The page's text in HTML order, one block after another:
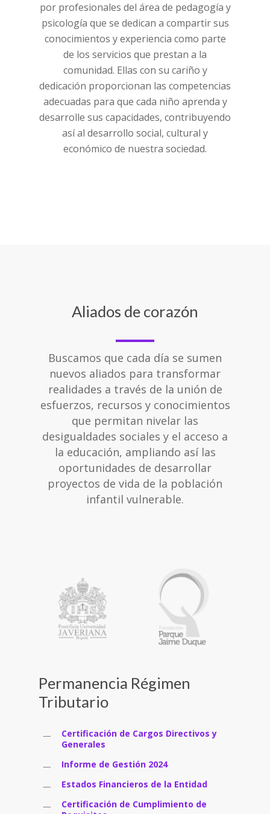
por profesionales del área de pedagogía y
psicología que se dedican a compartir sus
conocimientos y experiencia como parte
de los servicios que prestan a la
comunidad. Ellas con su cariño y
dedicación proporcionan las competencias
adecuadas para que cada niño aprenda y
desarrolle sus capacidades, contribuyendo
así al desarrollo social, cultural y
económico de nuestra sociedad.
Aliados de corazón
Buscamos que cada día se sumen
nuevos aliados para transformar
realidades a través de la unión de
esfuerzos, recursos y conocimientos
que permitan nivelar las
desigualdades sociales y el acceso a
la educación, ampliando así las
oportunidades de desarrollar
proyectos de vida de la población
infantil vulnerable.
Permanencia Régimen
Tributario
Certificación de Cargos Directivos y
Generales
Informe de Gestión 2024
Estados Financieros de la Entidad
Certificación de Cumplimiento de